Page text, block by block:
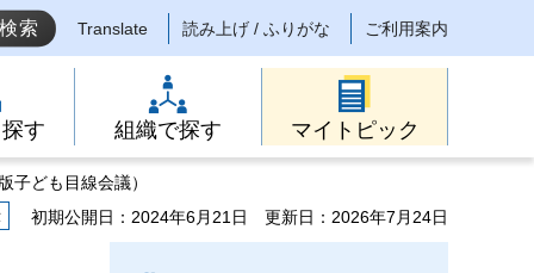
Translate 読み上げ / ふりがな ご利用案内
す 組織で探す マイトピック
ども目線会議）
初期公開日：2024年6月21日 更新日：2026年7月24日